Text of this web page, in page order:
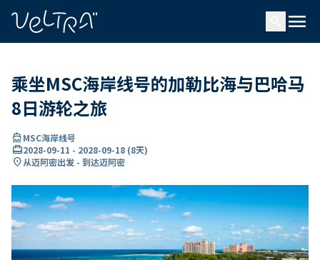
menu
乘坐MSC海岸线号的加勒比海与巴哈马
8日游轮之旅
directions_boatMSC海岸线号
card_travel2028-09-11 - 2028-09-18 (8天)
location_on从迈阿密出发 - 到达迈阿密